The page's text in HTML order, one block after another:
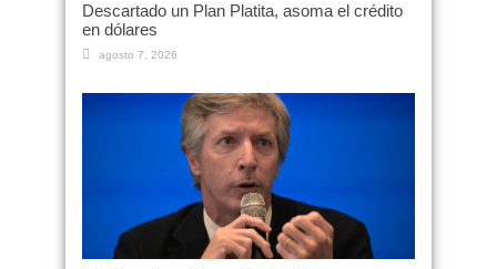
Descartado un Plan Platita, asoma el crédito
en dólares
agosto 7, 2026